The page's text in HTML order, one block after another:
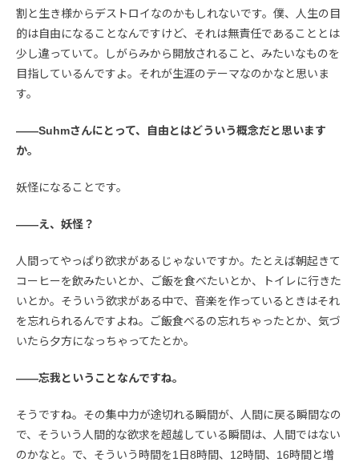
割と生き様からデストロイなのかもしれないです。僕、人生の目
的は自由になることなんですけど、それは無責任であることとは
少し違っていて。しがらみから開放されること、みたいなものを
目指しているんですよ。それが生涯のテーマなのかなと思いま
す。
――Suhmさんにとって、自由とはどういう概念だと思います
か。
妖怪になることです。
――え、妖怪？
人間ってやっぱり欲求があるじゃないですか。たとえば朝起きて
コーヒーを飲みたいとか、ご飯を食べたいとか、トイレに行きた
いとか。そういう欲求がある中で、音楽を作っているときはそれ
を忘れられるんですよね。ご飯食べるの忘れちゃったとか、気づ
いたら夕方になっちゃってたとか。
――忘我ということなんですね。
そうですね。その集中力が途切れる瞬間が、人間に戻る瞬間なの
で、そういう人間的な欲求を超越している瞬間は、人間ではない
のかなと。で、そういう時間を1日8時間、12時間、16時間と増